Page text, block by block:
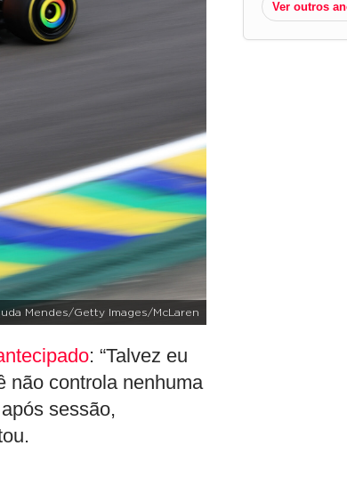
Mendes/Getty Images/McLaren
: “Talvez eu
não controla nenhuma
sessão,
Ver outros